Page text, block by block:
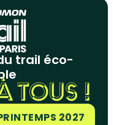
trail éco-
TOUS !
2027